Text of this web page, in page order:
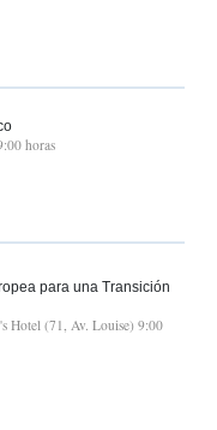
horas
para una Transición
Hotel (71, Av. Louise) 9:00